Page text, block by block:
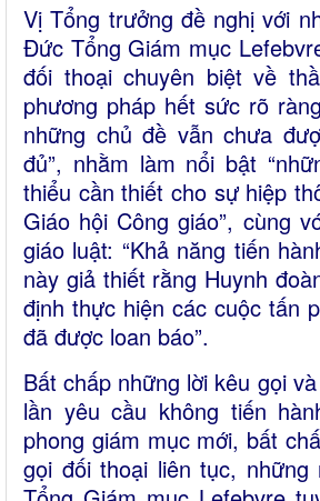
Vị Tổng trưởng đề nghị với
Đức Tổng Giám mục
đối thoại chuyên biệt về
phương pháp hết sức rõ
những chủ đề vẫn chưa
đủ”, nhằm làm nổi bật
thiểu cần thiết cho sự hiệp
Giáo hội Công giáo”, cùng
giáo luật: “Khả năng tiến
này giả thiết rằng Huynh
định thực hiện các cuộc tấn
đã được loan báo”.
Bất chấp những lời kêu gọi
lần yêu cầu không tiến
phong giám mục mới, bất
gọi đối thoại liên tục,